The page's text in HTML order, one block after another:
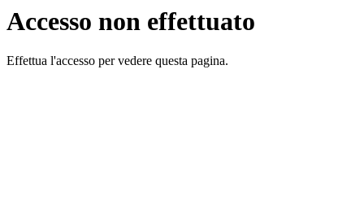
Accesso non effettuato
Effettua l'accesso per vedere questa pagina.